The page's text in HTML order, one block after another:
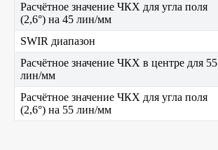
Расчётное значение ЧКХ для угла поля
(2,6°) на 45 лин/мм
SWIR диапазон
Расчётное значение ЧКХ в центре для 55
лин/мм
Расчётное значение ЧКХ для угла поля
(2,6°) на 55 лин/мм